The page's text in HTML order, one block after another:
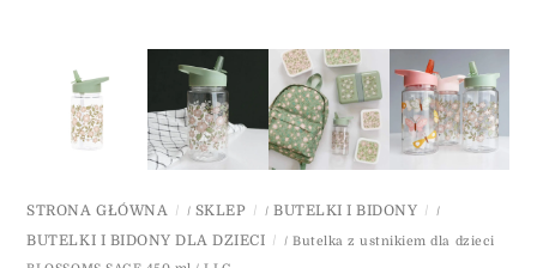
STRONA GŁÓWNA / SKLEP / BUTELKI I BIDONY /
BUTELKI I BIDONY DLA DZIECI / Butelka z ustnikiem dla dzieci